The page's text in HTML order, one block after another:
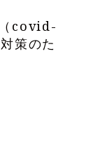
covid-
策のた